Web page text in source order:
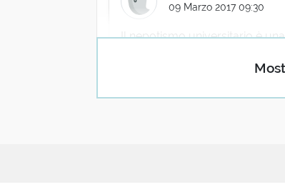
09 Marzo 2017 09:30
Il nepotismo universitario è